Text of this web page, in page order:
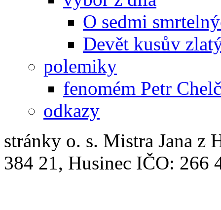
O sedmi
Devět kusův
polemiky
fenomém Petr
odkazy
stránky o. s. Mistra Jana z
384 21, Husinec IČO: 266